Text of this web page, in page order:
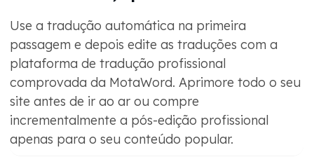
Use a tradução automática na primeira
passagem e depois edite as traduções com a
plataforma de tradução profissional
comprovada da MotaWord. Aprimore todo o seu
site antes de ir ao ar ou compre
incrementalmente a pós-edição profissional
apenas para o seu conteúdo popular.